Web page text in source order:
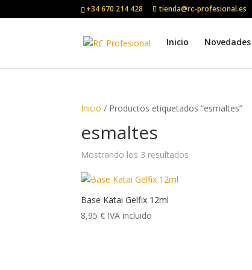
+34 670 214 428 tienda@rc-profesional.es
Inicio Novedades
Inicio / Productos etiquetados “esmaltes”
esmaltes
Mostrando los 3 resultados
Base Katai Gelfix 12ml
8,95€ IVA incluido